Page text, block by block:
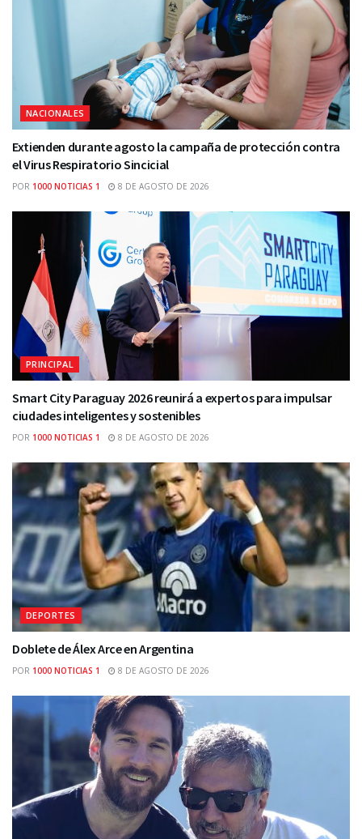
NACIONALES
Extienden durante agosto la campaña de protección contra
el Virus Respiratorio Sincicial
POR 1000 NOTICIAS 1 8 DE AGOSTO DE 2026
PRINCIPAL
Smart City Paraguay 2026 reunirá a expertos para impulsar
ciudades inteligentes y sostenibles
POR 1000 NOTICIAS 1 8 DE AGOSTO DE 2026
DEPORTES
Doblete de Álex Arce en Argentina
POR 1000 NOTICIAS 1 8 DE AGOSTO DE 2026